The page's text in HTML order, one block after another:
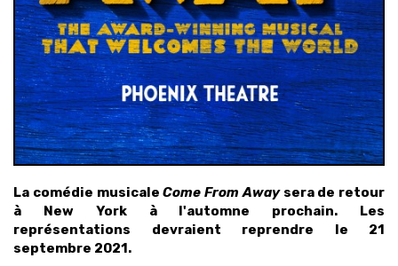
La comédie musicaleCome From Awaysera de retour
à New York à l'automne prochain. Les
représentations devraient reprendre le 21
septembre 2021.